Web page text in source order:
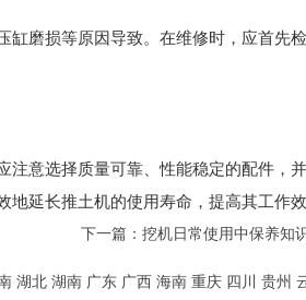
磨损等原因导致。在维修时，应首先
意选择质量可靠、性能稳定的配件，
延长推土机的使用寿命，提高其工作效
下一篇： 挖机日常使用中保养知
湖北 湖南 广东 广西 海南 重庆 四川 贵州